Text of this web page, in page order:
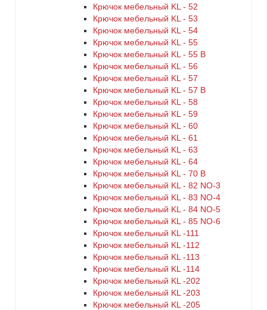
Крючок мебельный KL - 52
Крючок мебельный KL - 53
Крючок мебельный KL - 54
Крючок мебельный KL - 55
Крючок мебельный KL - 55 B
Крючок мебельный KL - 56
Крючок мебельный KL - 57
Крючок мебельный KL - 57 B
Крючок мебельный KL - 58
Крючок мебельный KL - 59
Крючок мебельный KL - 60
Крючок мебельный KL - 61
Крючок мебельный KL - 63
Крючок мебельный KL - 64
Крючок мебельный KL - 70 B
Крючок мебельный KL - 82 NO-3
Крючок мебельный KL - 83 NO-4
Крючок мебельный KL - 84 NO-5
Крючок мебельный KL - 85 NO-6
Крючок мебельный KL -111
Крючок мебельный KL -112
Крючок мебельный KL -113
Крючок мебельный KL -114
Крючок мебельный KL -202
Крючок мебельный KL -203
Крючок мебельный KL -205